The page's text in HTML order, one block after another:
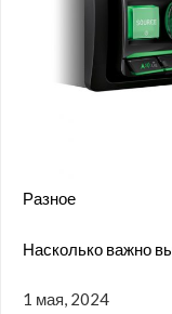
Разное
Насколько важно
1 мая, 2024